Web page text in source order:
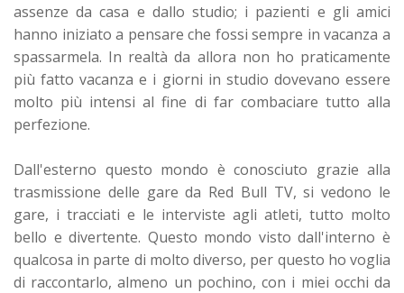
assenze da casa e dallo studio; i pazienti e gli amici
hanno iniziato a pensare che fossi sempre in vacanza a
spassarmela. In realtà da allora non ho praticamente
più fatto vacanza e i giorni in studio dovevano essere
molto più intensi al fine di far combaciare tutto alla
perfezione.
Dall'esterno questo mondo è conosciuto grazie alla
trasmissione delle gare da Red Bull TV, si vedono le
gare, i tracciati e le interviste agli atleti, tutto molto
bello e divertente. Questo mondo visto dall'interno è
qualcosa in parte di molto diverso, per questo ho voglia
di raccontarlo, almeno un pochino, con i miei occhi da